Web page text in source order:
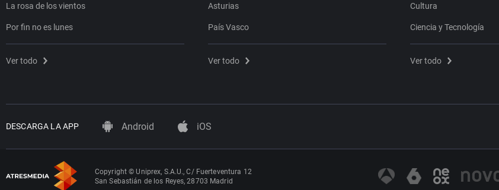
La rosa de los vientos
Por fin no es lunes
Ver todo
Asturias
País Vasco
Ver todo
Cultura
Ciencia y Tecnología
Ver todo
DESCARGA LA APP Android iOS
Copyright © Uniprex, S.A.U., C/ Fuerteventura 12
San Sebastián de los Reyes, 28703 Madrid